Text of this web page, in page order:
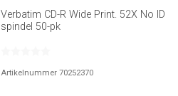
Verbatim CD-R Wide Print. 52X No ID
spindel 50-pk
Artikelnummer 70252370